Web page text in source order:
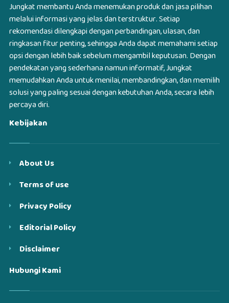
Jungkat membantu Anda menemukan produk dan jasa pilihan
melalui informasi yang jelas dan terstruktur. Setiap
rekomendasi dilengkapi dengan perbandingan, ulasan, dan
ringkasan fitur penting, sehingga Anda dapat memahami setiap
opsi dengan lebih baik sebelum mengambil keputusan. Dengan
pendekatan yang sederhana namun informatif, Jungkat
memudahkan Anda untuk menilai, membandingkan, dan memilih
solusi yang paling sesuai dengan kebutuhan Anda, secara lebih
percaya diri.
Kebijakan
About Us
Terms of use
Privacy Policy
Editorial Policy
Disclaimer
Hubungi Kami